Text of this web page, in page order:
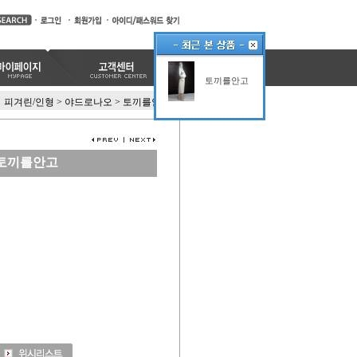
피겨린/인형 > 야드로나오 > 토끼를안고
끼를안고
토끼를안고